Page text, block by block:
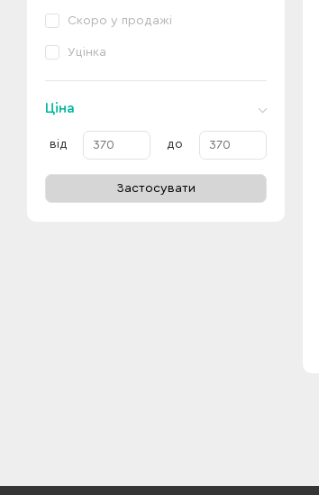
Скоро у продажі
Уцінка
Ціна
від до
Застосувати